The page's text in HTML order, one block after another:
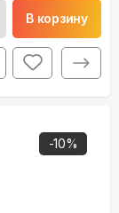
В корзину
-10%